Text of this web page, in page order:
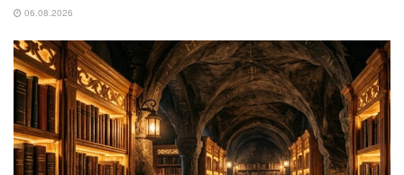
06.08.2026